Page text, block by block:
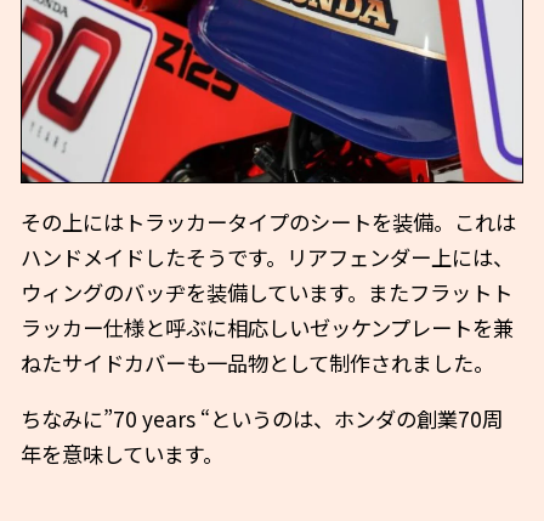
その上にはトラッカータイプのシートを装備。これは
ハンドメイドしたそうです。リアフェンダー上には、
ウィングのバッヂを装備しています。またフラットト
ラッカー仕様と呼ぶに相応しいゼッケンプレートを兼
ねたサイドカバーも一品物として制作されました。
ちなみに”70 years “というのは、ホンダの創業70周
年を意味しています。